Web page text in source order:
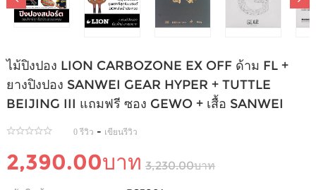
ไม้ปิงปอง LION CARBOZONE EX OFF ด้าม FL +
ยางปิงปอง SANWEI GEAR HYPER + TUTTLE
BEIJING III แถมฟรี ซอง GEWO + เสื้อ SANWEI
0 รีวิว - เขียนรีวิว
2,390.00บาท 3,230.00บาท